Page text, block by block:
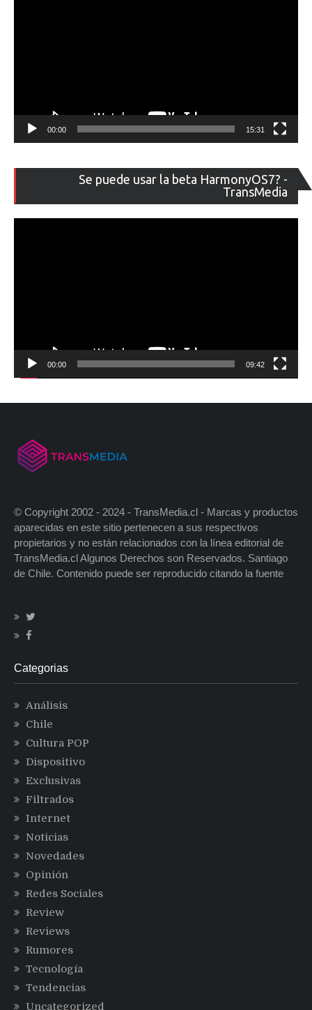
00:00 15:31
Se puede usar la beta HarmonyOS7? -
TransMedia
de
00:00 09:42
© Copyright 2002 - 2024 - TransMedia.cl - Marcas y productos
aparecidas en este sitio pertenecen a sus respectivos
propietarios y no están relacionados con la línea editorial de
TransMedia.cl Algunos Derechos son Reservados. Santiago
de Chile. Contenido puede ser reproducido citando la fuente
Categorias
Análisis
Chile
Cultura POP
Dispositivo
Exclusivas
Filtrados
Internet
Noticias
Novedades
Opinión
Redes Sociales
Review
Reviews
Rumores
Tecnología
Tendencias
Uncategorized